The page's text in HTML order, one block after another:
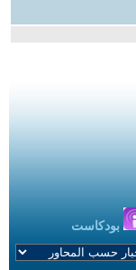
بودكاست